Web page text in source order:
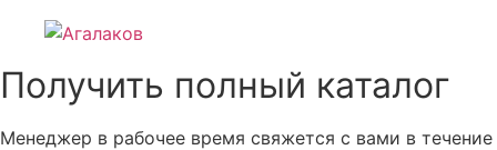
Получить полный каталог
Менеджер в рабочее время свяжется с вами в течение